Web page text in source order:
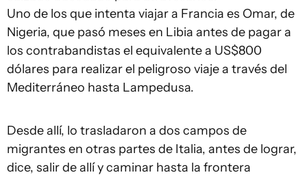
Uno de los que intenta viajar a Francia es Omar, de
Nigeria, que pasó meses en Libia antes de pagar a
los contrabandistas el equivalente a US$800
dólares para realizar el peligroso viaje a través del
Mediterráneo hasta Lampedusa.
Desde allí, lo trasladaron a dos campos de
migrantes en otras partes de Italia, antes de lograr,
dice, salir de allí y caminar hasta la frontera